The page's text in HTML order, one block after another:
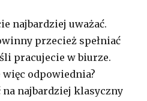
najbardziej uważać.
przecież spełniać
pracujecie w biurze.
więc odpowiednia?
najbardziej klasyczny